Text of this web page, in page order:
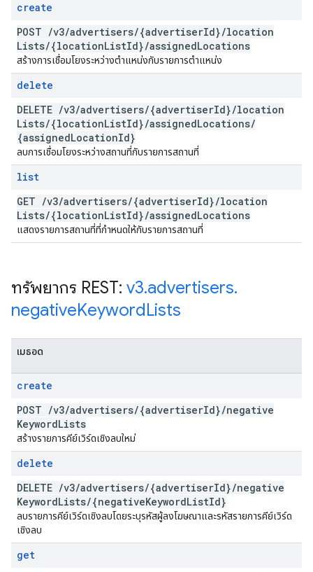
create
POST /v3/advertisers/{advertiserId}/location
Lists/{locationListId}/assignedLocations
สร้างการเชื่อมโยงระหว่างตำแหน่งกับรายการตำแหน่ง
delete
DELETE /v3/advertisers/{advertiserId}/location
Lists/{locationListId}/assignedLocations/
{assignedLocationId}
ลบการเชื่อมโยงระหว่างสถานที่กับรายการสถานที่
list
GET /v3/advertisers/{advertiserId}/location
Lists/{locationListId}/assignedLocations
แสดงรายการสถานที่ที่กำหนดให้กับรายการสถานที่
ทรัพยากร REST: v3.advertisers.
negativeKeywordLists
เมธอด
create
POST /v3/advertisers/{advertiserId}/negative
KeywordLists
สร้างรายการคีย์เวิร์ดเชิงลบใหม่
delete
DELETE /v3/advertisers/{advertiserId}/negative
KeywordLists/{negativeKeywordListId}
ลบรายการคีย์เวิร์ดเชิงลบโดยระบุรหัสผู้ลงโฆษณาและรหัสรายการคีย์เวิร์ด
เชิงลบ
get